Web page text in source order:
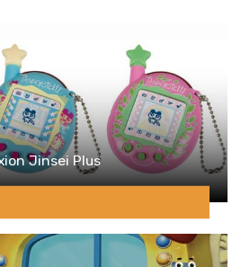
Jinsei Plus